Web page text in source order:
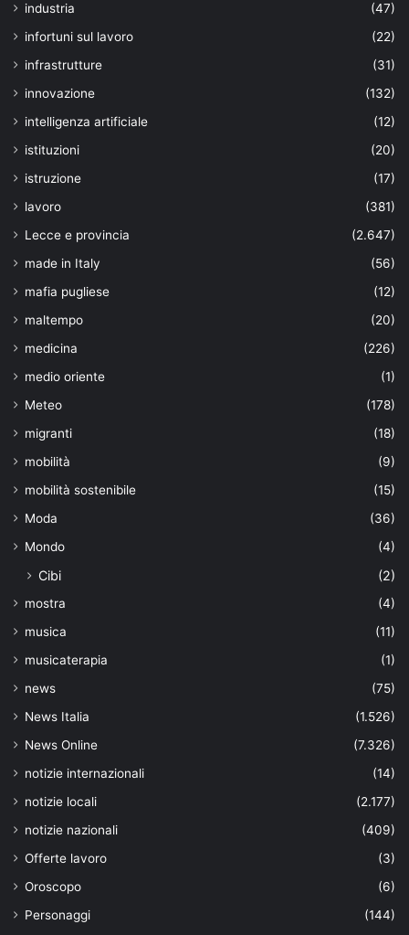
industria
(47)
infortuni sul lavoro
(22)
infrastrutture
(31)
innovazione
(132)
intelligenza artificiale
(12)
istituzioni
(20)
istruzione
(17)
lavoro
(381)
Lecce e provincia
(2.647)
made in Italy
(56)
mafia pugliese
(12)
maltempo
(20)
medicina
(226)
medio oriente
(1)
Meteo
(178)
migranti
(18)
mobilità
(9)
mobilità sostenibile
(15)
Moda
(36)
Mondo
(4)
Cibi (2)
mostra
(4)
musica
(11)
musicaterapia
(1)
news
(75)
News Italia
(1.526)
News Online
(7.326)
notizie internazionali
(14)
notizie locali
(2.177)
notizie nazionali
(409)
Offerte lavoro
(3)
Oroscopo
(6)
Personaggi
(144)